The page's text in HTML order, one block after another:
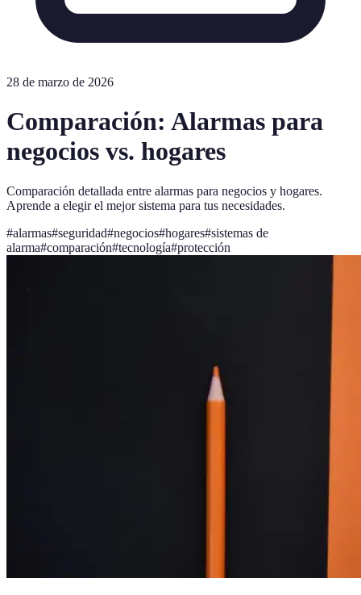
28 de marzo de 2026
Comparación: Alarmas para
negocios vs. hogares
Comparación detallada entre alarmas para negocios y hogares.
Aprende a elegir el mejor sistema para tus necesidades.
#alarmas#seguridad#negocios#hogares#sistemas de
alarma#comparación#tecnología#protección